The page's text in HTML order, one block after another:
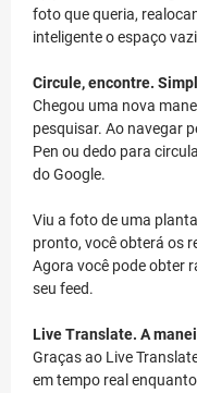
foto que queria,
inteligente o espaço
Circule, encontre.
Chegou uma nova
pesquisar. Ao navegar
Pen ou dedo para
do Google.
Viu a foto de uma
pronto, você obterá os
Agora você pode obter
seu feed.
Live Translate. A
Graças ao Live
em tempo real